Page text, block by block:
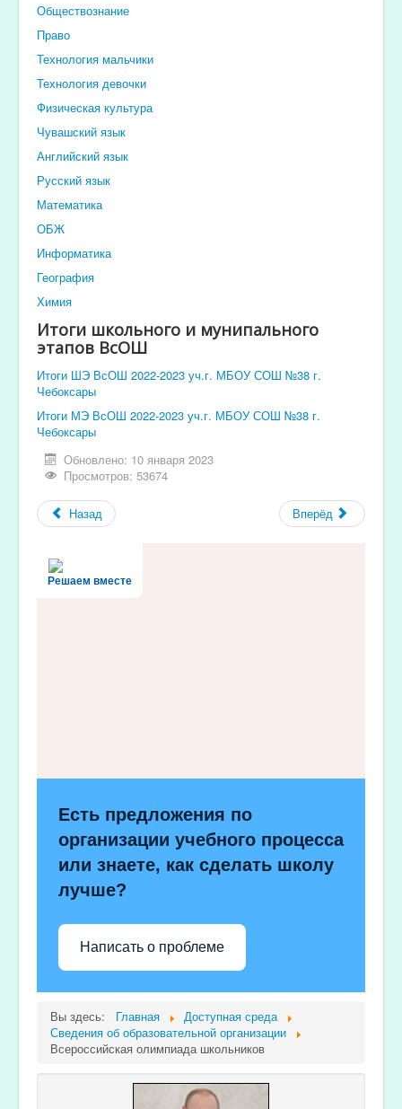
Обществознание
Право
Технология мальчики
Технология девочки
Физическая культура
Чувашский язык
Английский язык
Русский язык
Математика
ОБЖ
Информатика
География
Химия
Итоги школьного и мунипального
этапов ВсОШ
Итоги ШЭ ВсОШ 2022-2023 уч.г. МБОУ СОШ №38 г.
Чебоксары
Итоги МЭ ВсОШ 2022-2023 уч.г. МБОУ СОШ №38 г.
Чебоксары
Обновлено: 10 января 2023
Просмотров: 53674
Назад Вперёд
Решаем вместе
Есть предложения по
организации учебного процесса
или знаете, как сделать школу
лучше?
Написать о проблеме
Вы здесь: Главная
Доступная среда
Сведения об образовательной организации
Всероссийская олимпиада школьников